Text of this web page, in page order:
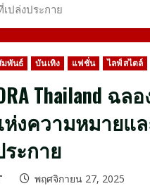
ปล่งประกาย
มพันธ์ บันเทิง แฟชั่น ไลฟ์สไตล์
Thailand ฉ
ห่งความหมายแ
ระกาย
พฤศจิกายน 27, 2025